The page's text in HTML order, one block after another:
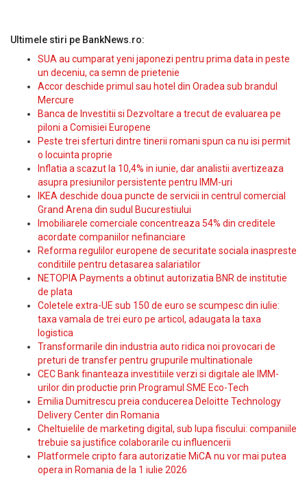
Ultimele stiri pe BankNews.ro:
SUA au cumparat yeni japonezi pentru prima data in peste
un deceniu, ca semn de prietenie
Accor deschide primul sau hotel din Oradea sub brandul
Mercure
Banca de Investitii si Dezvoltare a trecut de evaluarea pe
piloni a Comisiei Europene
Peste trei sferturi dintre tinerii romani spun ca nu isi permit
o locuinta proprie
Inflatia a scazut la 10,4% in iunie, dar analistii avertizeaza
asupra presiunilor persistente pentru IMM-uri
IKEA deschide doua puncte de servicii in centrul comercial
Grand Arena din sudul Bucurestiului
Imobiliarele comerciale concentreaza 54% din creditele
acordate companiilor nefinanciare
Reforma regulilor europene de securitate sociala inaspreste
conditiile pentru detasarea salariatilor
NETOPIA Payments a obtinut autorizatia BNR de institutie
de plata
Coletele extra-UE sub 150 de euro se scumpesc din iulie:
taxa vamala de trei euro pe articol, adaugata la taxa
logistica
Transformarile din industria auto ridica noi provocari de
preturi de transfer pentru grupurile multinationale
CEC Bank finanteaza investitiile verzi si digitale ale IMM-
urilor din productie prin Programul SME Eco-Tech
Emilia Dumitrescu preia conducerea Deloitte Technology
Delivery Center din Romania
Cheltuielile de marketing digital, sub lupa fiscului: companiile
trebuie sa justifice colaborarile cu influencerii
Platformele cripto fara autorizatie MiCA nu vor mai putea
opera in Romania de la 1 iulie 2026